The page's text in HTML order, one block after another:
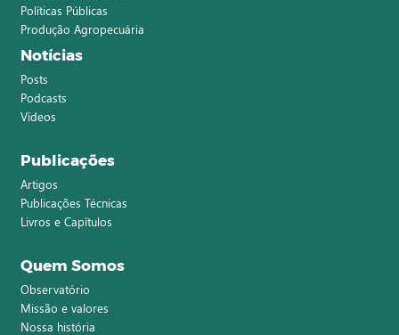
Políticas Públicas
Produção Agropecuária
Notícias
Posts
Podcasts
Vídeos
Publicações
Artigos
Publicações Técnicas
Livros e Capítulos
Quem Somos
Observatório
Missão e valores
Nossa história